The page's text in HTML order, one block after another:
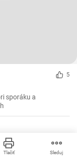
5
sporáku a
Tlačiť Sleduj